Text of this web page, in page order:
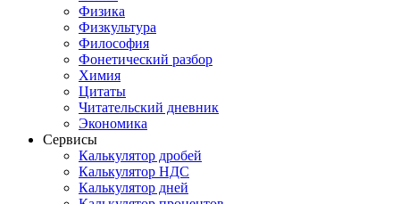
Физика
Физкультура
Философия
Фонетический разбор
Химия
Цитаты
Читательский дневник
Экономика
Сервисы
Калькулятор дробей
Калькулятор НДС
Калькулятор дней